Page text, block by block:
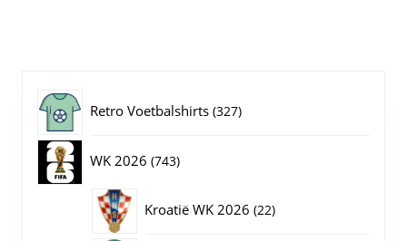
Retro Voetbalshirts 327327
WK 2026 743743
Kroatië WK 2026 2222